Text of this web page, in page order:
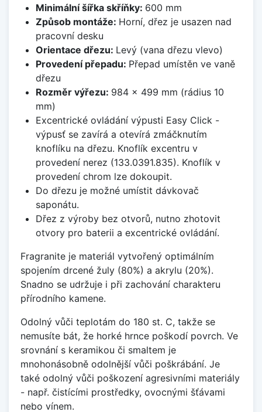
Minimální šířka skříňky: 600 mm
Způsob montáže: Horní, dřez je usazen nad
pracovní desku
Orientace dřezu: Levý (vana dřezu vlevo)
Provedení přepadu: Přepad umístěn ve vaně
dřezu
Rozměr výřezu: 984 x 499 mm (rádius 10
mm)
Excentrické ovládání výpusti Easy Click -
výpusť se zavírá a otevírá zmáčknutím
knoflíku na dřezu. Knoflík excentru v
provedení nerez (133.0391.835). Knoflík v
provedení chrom lze dokoupit.
Do dřezu je možné umístit dávkovač
saponátu.
Dřez z výroby bez otvorů, nutno zhotovit
otvory pro baterii a excentrické ovládání.
Fragranite je materiál vytvořený optimálním
spojením drcené žuly (80%) a akrylu (20%).
Snadno se udržuje i při zachování charakteru
přírodního kamene.
Odolný vůči teplotám do 180 st. C, takže se
nemusíte bát, že horké hrnce poškodí povrch. Ve
srovnání s keramikou či smaltem je
mnohonásobně odolnější vůči poškrábání. Je
také odolný vůči poškození agresivními materiály
- např. čistícími prostředky, ovocnými šťávami
nebo vínem.